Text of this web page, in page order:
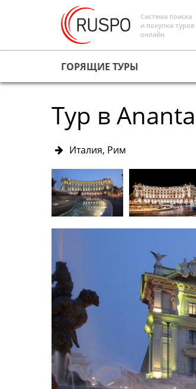
Система поиска
и покупки туров
онлайн
ГОРЯЩИЕ ТУРЫ
Тур в
Италия, Рим